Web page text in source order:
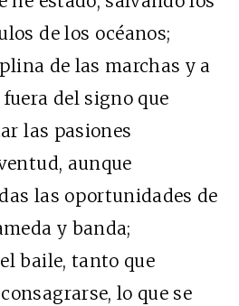
de los océanos;
de las marchas y a
del signo que
las pasiones
aunque
las oportunidades de
y banda;
baile, tanto que
lo que se